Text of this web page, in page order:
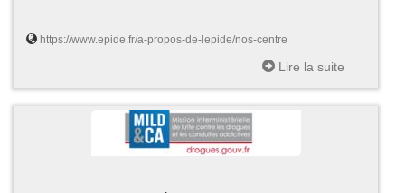
https://www.epide.fr/a-propos-de-lepide/nos-centre
Lire la suite